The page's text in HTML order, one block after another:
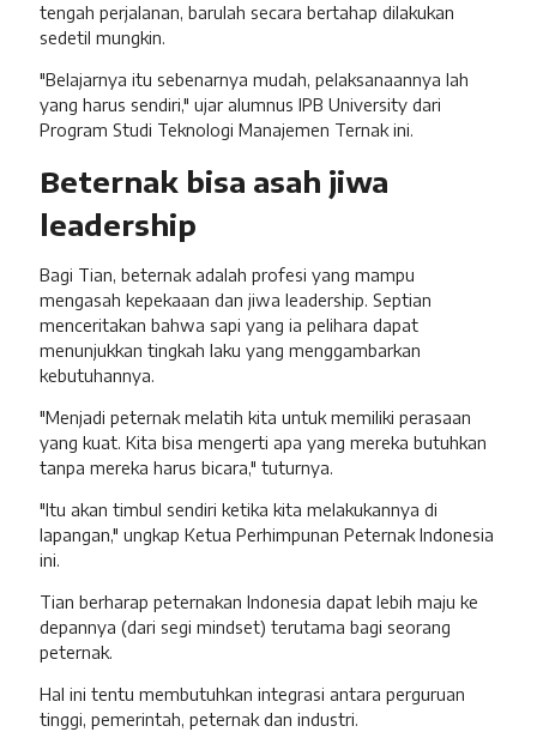
tengah perjalanan, barulah secara bertahap dilakukan
sedetil mungkin.
"Belajarnya itu sebenarnya mudah, pelaksanaannya lah
yang harus sendiri," ujar alumnus IPB University dari
Program Studi Teknologi Manajemen Ternak ini.
Beternak bisa asah jiwa
leadership
Bagi Tian, beternak adalah profesi yang mampu
mengasah kepekaaan dan jiwa leadership. Septian
menceritakan bahwa sapi yang ia pelihara dapat
menunjukkan tingkah laku yang menggambarkan
kebutuhannya.
"Menjadi peternak melatih kita untuk memiliki perasaan
yang kuat. Kita bisa mengerti apa yang mereka butuhkan
tanpa mereka harus bicara," tuturnya.
"Itu akan timbul sendiri ketika kita melakukannya di
lapangan," ungkap Ketua Perhimpunan Peternak Indonesia
ini.
Tian berharap peternakan Indonesia dapat lebih maju ke
depannya (dari segi mindset) terutama bagi seorang
peternak.
Hal ini tentu membutuhkan integrasi antara perguruan
tinggi, pemerintah, peternak dan industri.